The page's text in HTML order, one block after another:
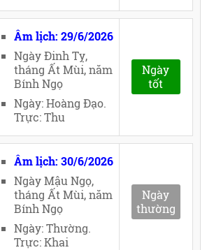
Âm lịch: 29/6/2026
Ngày Đinh Tỵ,
tháng Ất Mùi, năm
Bính Ngọ
Ngày: Hoàng Đạo.
Trực: Thu
Ngày
tốt
Âm lịch: 30/6/2026
Ngày Mậu Ngọ,
tháng Ất Mùi, năm
Bính Ngọ
Ngày: Thường.
Trực: Khai
Ngày
thường